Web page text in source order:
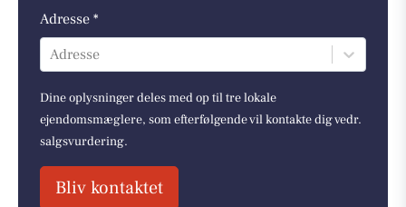
Adresse *
Adresse
Dine oplysninger deles med op til tre lokale
ejendomsmæglere, som efterfølgende vil kontakte dig vedr.
salgsvurdering.
Bliv kontaktet